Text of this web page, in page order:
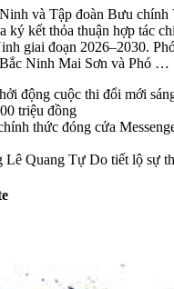
và Tập đoàn Bưu chính
ký kết thỏa thuận hợp tác
giai đoạn 2026–2030.
Ninh Mai Sơn và Phó …
động cuộc thi đổi mới
triệu đồng
thức đóng cửa
Lê Quang Tự Do tiết lộ sự